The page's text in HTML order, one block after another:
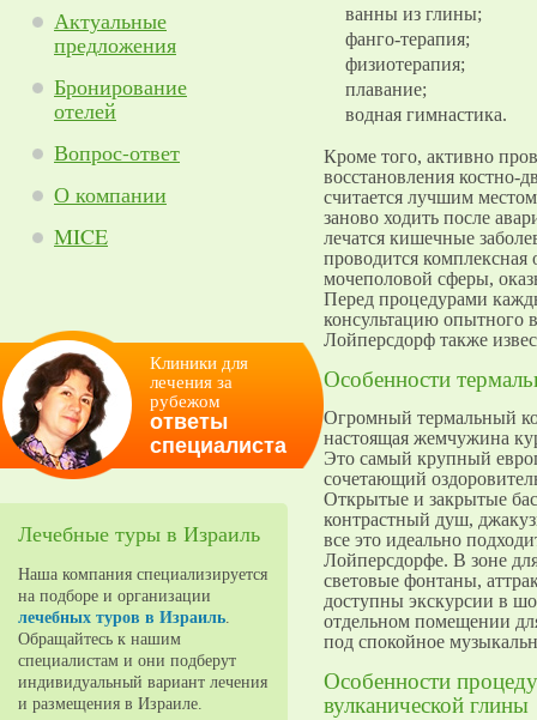
Актуальные
предложения
Бронирование
отелей
Вопрос-ответ
О компании
MICE
Клиники для
лечения за
рубежом
ответы
специалиста
Лечебные туры в Израиль
Наша компания специализируется
на подборе и организации
лечебных туров в Израиль.
Обращайтесь к нашим
специалистам и они подберут
индивидуальный вариант лечения
и размещения в Израиле.
ванны из глины;
фанго-терапия;
физиотерапия;
плавание;
водная гимнастика.
Кроме того, активно
восстановления костно-
считается лучшим
заново ходить после
лечатся кишечные
проводится комплексная
мочеполовой сферы,
Перед процедурами
консультацию опытного
Лойперсдорф также
Особенности
Огромный термальный
настоящая жемчужина
Это самый крупный
сочетающий
Открытые и закрытые
контрастный душ,
все это идеально
Лойперсдорфе. В зоне
световые фонтаны,
доступны экскурсии в
отдельном помещении
под спокойное
Особенности
вулканической глины